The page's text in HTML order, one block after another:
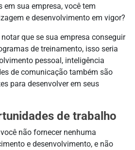
sua empresa, você tem
e desenvolvimento em vigor?
que se sua empresa conseguir
de treinamento, isso seria
pessoal, inteligência
de comunicação também são
para desenvolver em seus
de trabalho
não fornecer nenhuma
e desenvolvimento, e não